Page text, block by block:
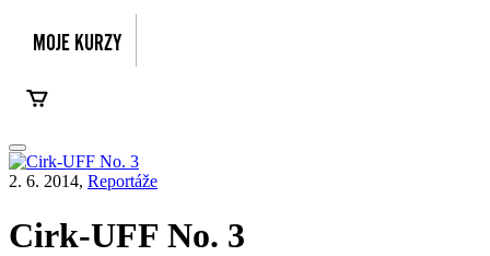
2. 6. 2014, Reportáže
Cirk-UFF No. 3